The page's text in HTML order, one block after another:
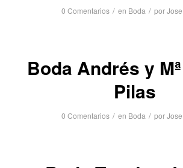
0 Comentarios / en Boda / por
Boda Andrés y
Pilas
0 Comentarios / en Boda / por